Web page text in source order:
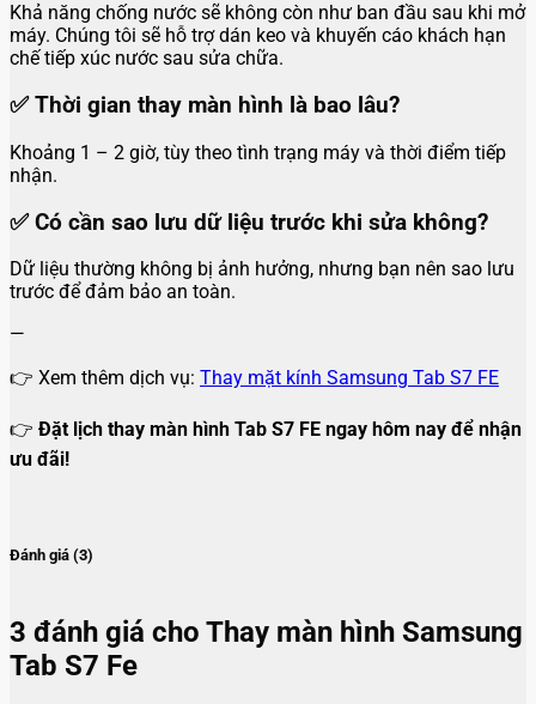
Khả năng chống nước sẽ không còn như ban đầu sau khi mở
máy. Chúng tôi sẽ hỗ trợ dán keo và khuyến cáo khách hạn
chế tiếp xúc nước sau sửa chữa.
✅ Thời gian thay màn hình là bao lâu?
Khoảng 1 – 2 giờ, tùy theo tình trạng máy và thời điểm tiếp
nhận.
✅ Có cần sao lưu dữ liệu trước khi sửa không?
Dữ liệu thường không bị ảnh hưởng, nhưng bạn nên sao lưu
trước để đảm bảo an toàn.
—
👉 Xem thêm dịch vụ: Thay mặt kính Samsung Tab S7 FE
👉 Đặt lịch thay màn hình Tab S7 FE ngay hôm nay để nhận
ưu đãi!
Đánh giá (3)
3 đánh giá cho Thay màn hình Samsung
Tab S7 Fe